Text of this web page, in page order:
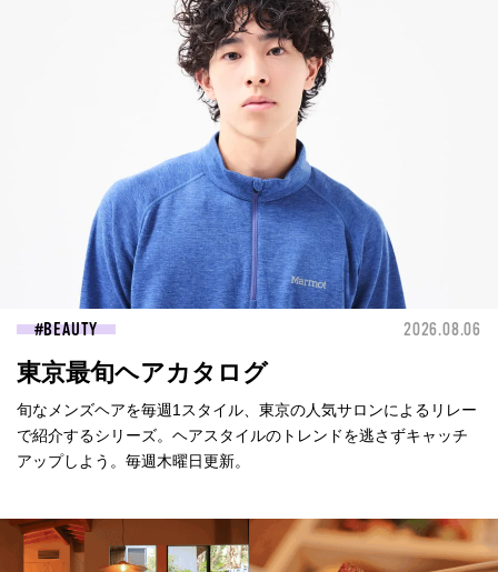
BEAUTY 2026.08.06
東京最旬ヘアカタログ
旬なメンズヘアを毎週1スタイル、東京の人気サロンによるリレー
で紹介するシリーズ。ヘアスタイルのトレンドを逃さずキャッチ
アップしよう。毎週木曜日更新。